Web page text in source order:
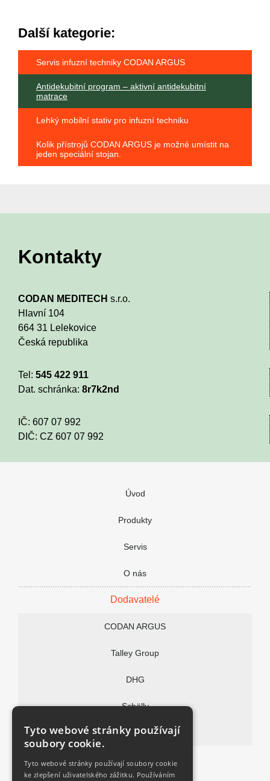
Další kategorie:
Servis infuzní techniky CODAN ARGUS
Antidekubitní program – aktivní antidekubitní
matrace
Lehký mobilní stativ pro infuzní techniku
Kolik přístrojů CODAN ARGUS je možné umístit na
jeden speciální stojan.
Kontakty
CODAN MEDITECH s.r.o.
Hlavní 104
664 31 Lelekovice
Česká republika
Tel: 545 422 911
Dat. schránka: 8r7k2nd
IČ: 607 07 992
DIČ: CZ 607 07 992
Nenašli jste co potřebujete nebo máte
Souhlasím sezpracováním osobních údajů
Úvod
Produkty
Servis
O nás
Dodavatelé
CODAN ARGUS
Talley Group
DHG
Schölly
Vitalitec
FAQ
Tyto webové stránky používají
soubory cookie.
Tyto webové stránky používají soubory cookie
ke zlepšení uživatelského zážitku. Používáním